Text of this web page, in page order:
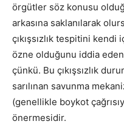
örgütler söz konusu
arkasına saklanılarak
çıkışsızlık tespitini
özne olduğunu iddia
çünkü. Bu çıkışsızlık
sarılınan savunma
(genellikle boykot
önermesidir.